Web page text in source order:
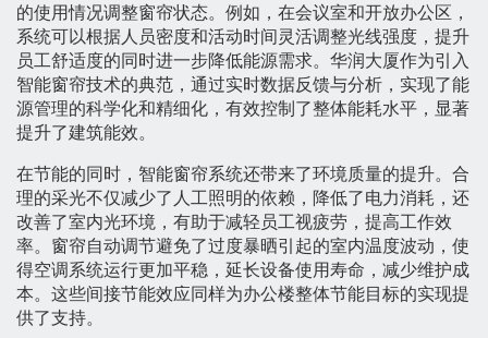
的使用情况调整窗帘状态。例如，在会议室和开放办公区，
系统可以根据人员密度和活动时间灵活调整光线强度，提升
员工舒适度的同时进一步降低能源需求。华润大厦作为引入
智能窗帘技术的典范，通过实时数据反馈与分析，实现了能
源管理的科学化和精细化，有效控制了整体能耗水平，显著
提升了建筑能效。
在节能的同时，智能窗帘系统还带来了环境质量的提升。合
理的采光不仅减少了人工照明的依赖，降低了电力消耗，还
改善了室内光环境，有助于减轻员工视疲劳，提高工作效
率。窗帘自动调节避免了过度暴晒引起的室内温度波动，使
得空调系统运行更加平稳，延长设备使用寿命，减少维护成
本。这些间接节能效应同样为办公楼整体节能目标的实现提
供了支持。